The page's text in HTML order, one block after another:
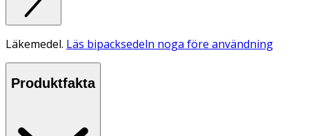
Läkemedel. Läs bipacksedeln noga före användning
Produktfakta